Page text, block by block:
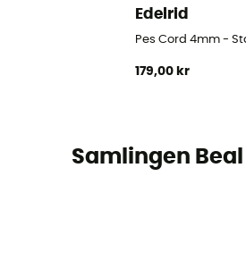
Edelrid
Pes Cord 4mm -
179,00 kr
Samlingen Beal